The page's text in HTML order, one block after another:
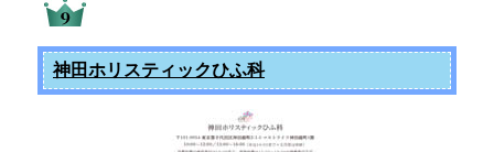
神田ホリスティックひふ科